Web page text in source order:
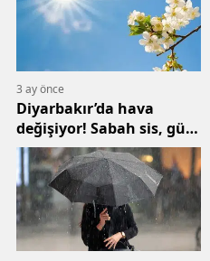
3 ay önce
Diyarbakır’da hava
değişiyor! Sabah sis, gün
içinde sıcaklık artışı